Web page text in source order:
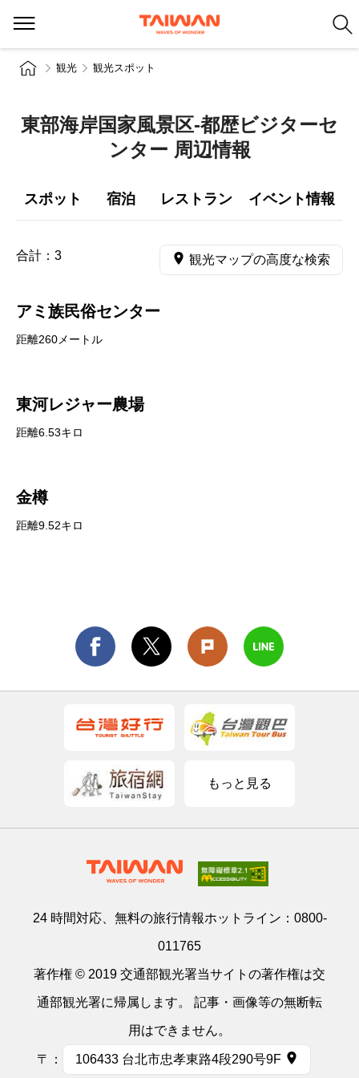
観光 観光スポット
東部海岸国家風景区-都歴ビジターセ
ンター 周辺情報
スポット 宿泊 レストラン イベント情報
合計： 3 観光マップの高度な検索
アミ族民俗センター
距離260メートル
東河レジャー農場
距離6.53キロ
金樽
距離9.52キロ
もっと見る
24 時間対応、無料の旅行情報ホットライン： 0800-
011765
著作権 © 2019 交通部観光署当サイトの著作権は交
通部観光署に帰属します。 記事・画像等の無断転
用はできません。
〒： 106433 台北市忠孝東路4段290号9F